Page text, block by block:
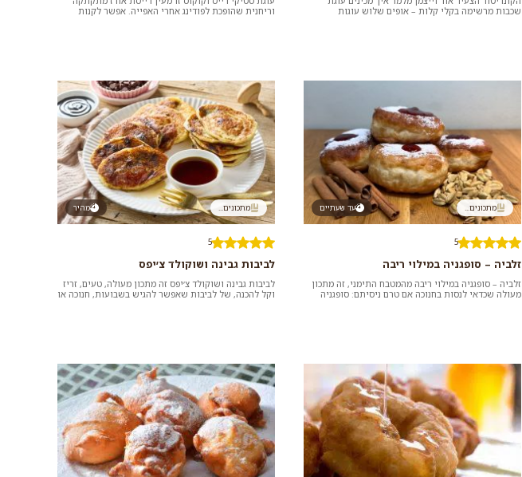
שכבות מרשימה בקלי קלות – אופים שלוש עוגות
וריחנית שהופכת לפודינג אחרי האפייה. אפשר לקנות
עד שעתיים מתכונים...
5
זלביה – סופגניה במילוי ריבה
זלביה – סופגניה במילוי ריבה מהמטבח התימני, זה מתכון
מעולה שכדאי לנסות בחנוכה אם טרם ניסיתם: סופגניה
מהיר מתכונים...
5
לביבות גבינה ושוקולד צ׳יפס
לביבות גבינה ושוקולד צ׳יפס זה מתכון מעולה, טעים, זריז
וקל להכנה, של לביבות שאפשר להגיש בשבועות, חנוכה או